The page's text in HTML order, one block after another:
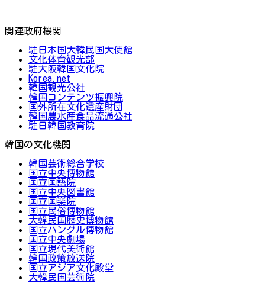
関連政府機関
駐日本国大韓民国大使館
文化体育観光部
駐大阪韓国文化院
Korea.net
韓国観光公社
韓国コンテンツ振興院
国外所在文化遺産財団
韓国農水産食品流通公社
駐日韓国教育院
韓国の文化機関
韓国芸術総合学校
国立中央博物館
国立国語院
国立中央図書館
国立国楽院
国立民俗博物館
大韓民国歴史博物館
国立ハングル博物館
国立中央劇場
国立現代美術館
韓国政策放送院
国立アジア文化殿堂
大韓民国芸術院